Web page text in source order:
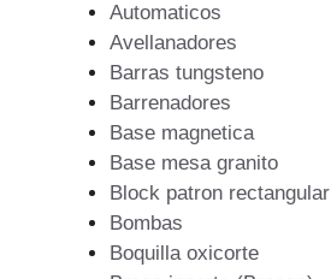
Automaticos
Avellanadores
Barras tungsteno
Barrenadores
Base magnetica
Base mesa granito
Block patron rectangular
Bombas
Boquilla oxicorte